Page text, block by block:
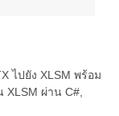
ไปยัง XLSM พร้อม
XLSM ผ่าน C#,